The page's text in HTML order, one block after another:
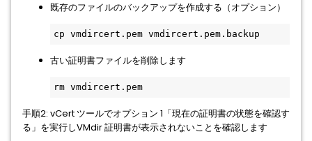
既存のファイルのバックアップを作成する（オプション）
cp vmdircert.pem vmdircert.pem.backup
古い証明書ファイルを削除します
rm vmdircert.pem
手順2: vCert ツールでオプション 1「現在の証明書の状態を確認す
る」を実行しVMdir 証明書が表示されないことを確認します